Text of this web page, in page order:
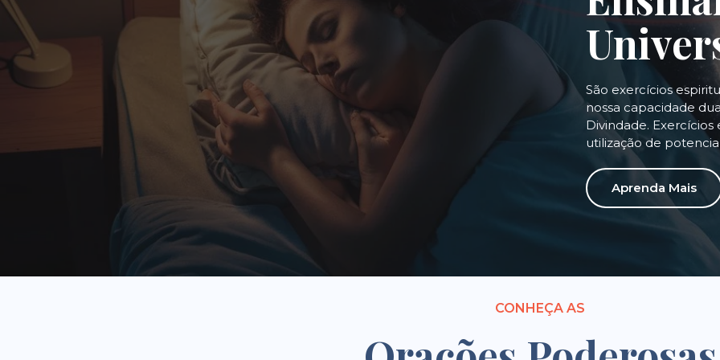
São exercícios
nossa capacidade
Divindade.
utilização de
Aprenda Mais
CONHEÇA AS